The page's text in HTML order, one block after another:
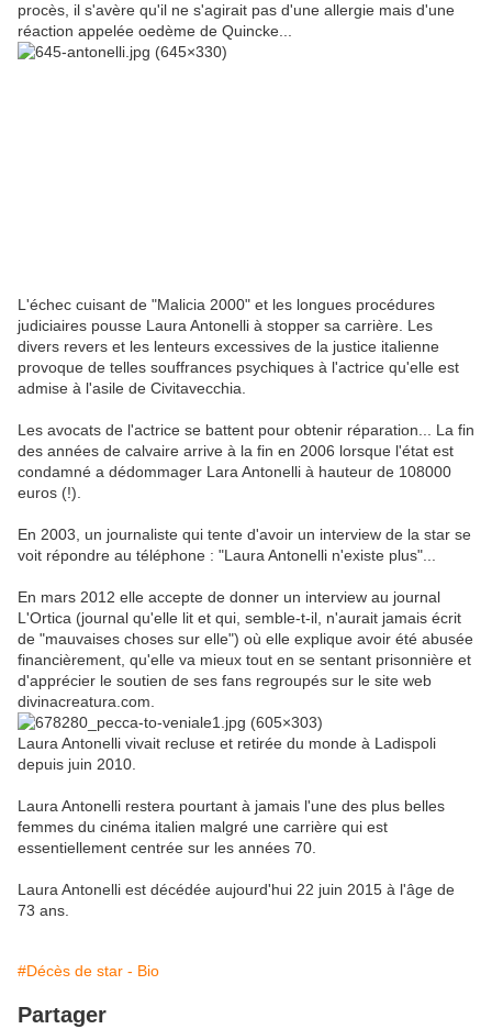
procès, il s'avère qu'il ne s'agirait pas d'une allergie mais d'une
réaction appelée oedème de Quincke...
L'échec cuisant de "Malicia 2000" et les longues procédures
judiciaires pousse Laura Antonelli à stopper sa carrière. Les
divers revers et les lenteurs excessives de la justice italienne
provoque de telles souffrances psychiques à l'actrice qu'elle est
admise à l'asile de Civitavecchia.
Les avocats de l'actrice se battent pour obtenir réparation... La fin
des années de calvaire arrive à la fin en 2006 lorsque l'état est
condamné a dédommager Lara Antonelli à hauteur de 108000
euros (!).
En 2003, un journaliste qui tente d'avoir un interview de la star se
voit répondre au téléphone : "Laura Antonelli n'existe plus"...
En mars 2012 elle accepte de donner un interview au journal
L'Ortica (journal qu'elle lit et qui, semble-t-il, n'aurait jamais écrit
de "mauvaises choses sur elle") où elle explique avoir été abusée
financièrement, qu'elle va mieux tout en se sentant prisonnière et
d'apprécier le soutien de ses fans regroupés sur le site web
divinacreatura.com.
Laura Antonelli vivait recluse et retirée du monde à Ladispoli
depuis juin 2010.
Laura Antonelli restera pourtant à jamais l'une des plus belles
femmes du cinéma italien malgré une carrière qui est
essentiellement centrée sur les années 70.
Laura Antonelli est décédée aujourd'hui 22 juin 2015 à l'âge de
73 ans.
#Décès de star - Bio
Partager